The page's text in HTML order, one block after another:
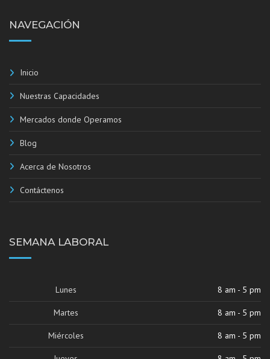
NAVEGACIÓN
Inicio
Nuestras Capacidades
Mercados donde Operamos
Blog
Acerca de Nosotros
Contáctenos
SEMANA LABORAL
Lunes 8 am - 5 pm
Martes 8 am - 5 pm
Miércoles 8 am - 5 pm